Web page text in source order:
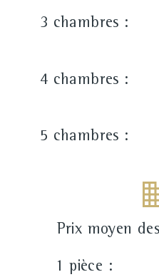
3 chambres :
4 chambres :
5 chambres :
Prix moyen
1 pièce :